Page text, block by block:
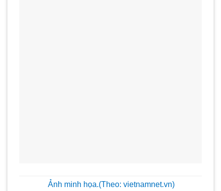
Ảnh minh họa.(Theo: vietnamnet.vn)